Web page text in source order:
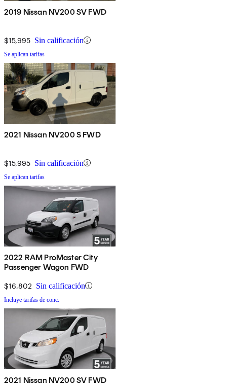
2019 Nissan NV200 SV FWD
$15,995 Sin calificación
Se aplican tarifas
2021 Nissan NV200 S FWD
$15,995 Sin calificación
Se aplican tarifas
2022 RAM ProMaster City
Passenger Wagon FWD
$16,802 Sin calificación
Incluye tarifas de conc.
2021 Nissan NV200 SV FWD